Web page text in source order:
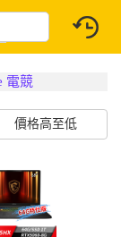
電競
價格高至低